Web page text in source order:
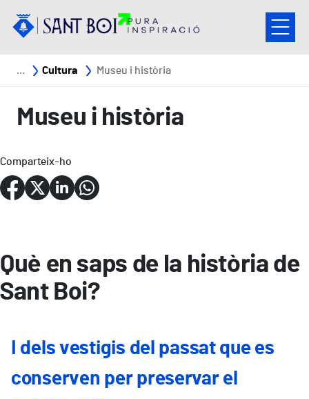
Fil d'ariadna
Cultura Museu i història
Museu i història
Comparteix-ho
Què en saps de la història de
Sant Boi?
I dels vestigis del passat que es
conserven per preservar el